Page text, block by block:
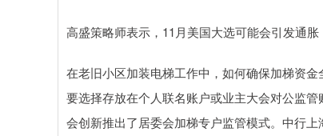
高盛策略师表示，11月美国大选可能会引发通胀
在老旧小区加装电梯工作中，如何确保加梯资
要选择存放在个人联名账户或业主大会对公监
会创新推出了居委会加梯专户监管模式。中行